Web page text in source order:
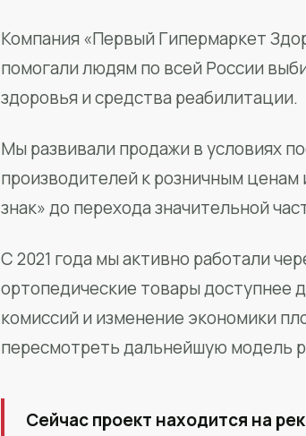
Компания «Первый Гипермаркет
помогали людям по всей России
здоровья и средства реабилитации.
Мы развивали продажи в условиях
производителей к розничным
знак» до перехода значительной
С 2021 года мы активно работали
ортопедические товары доступнее
комиссий и изменение экономики
пересмотреть дальнейшую модель
Сейчас проект находится на